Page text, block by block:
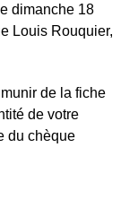
dimanche 18
Louis Rouquier,
de la fiche
de votre
du chèque